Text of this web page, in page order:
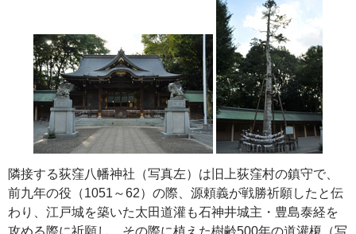
隣接する荻窪八幡神社（写真左）は旧上荻窪村の鎮守で、
前九年の役（1051～62）の際、源頼義が戦勝祈願したと伝
わり、江戸城を築いた太田道灌も石神井城主・豊島泰経を
攻める際に祈願し、その際に植えた樹齢500年の道灌榎（写